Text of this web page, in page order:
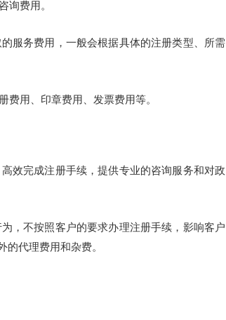
询费用。
服务费用，一般会根据具体的注册类型、所需
费用、印章费用、发票费用等。
效完成注册手续，提供专业的咨询服务和对政
，不按照客户的要求办理注册手续，影响客户
代理费用和杂费。